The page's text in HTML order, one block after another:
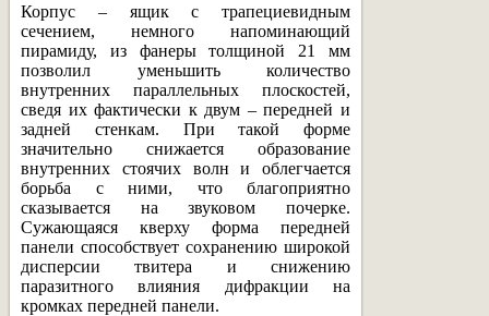
Корпус – ящик с трапециевидным
сечением, немного напоминающий
пирамиду, из фанеры толщиной 21 мм
позволил уменьшить количество
внутренних параллельных плоскостей,
сведя их фактически к двум – передней и
задней стенкам. При такой форме
значительно снижается образование
внутренних стоячих волн и облегчается
борьба с ними, что благоприятно
сказывается на звуковом почерке.
Сужающаяся кверху форма передней
панели способствует сохранению широкой
дисперсии твитера и снижению
паразитного влияния дифракции на
кромках передней панели.